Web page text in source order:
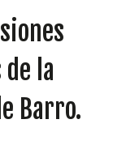
la
Barro.